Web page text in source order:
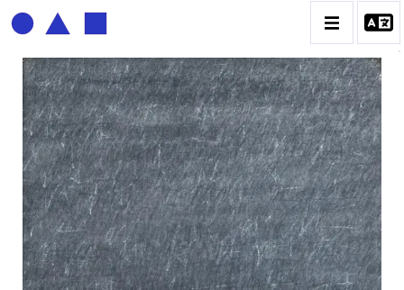
BERNADETTE DELRIEU
BIOGRAPHIE
CATALOGUE DES OEUVRES
ECRITURE DE LUMIÈRE